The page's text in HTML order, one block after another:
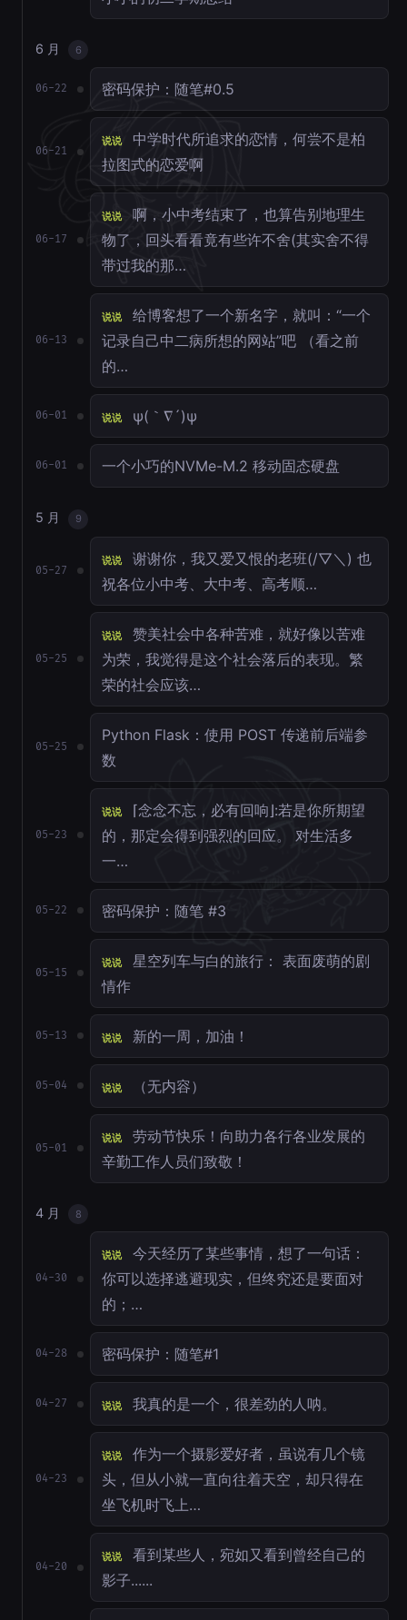
6 月 6
06-22 密码保护：随笔#0.5
06-21
说说
中学时代所追求的恋情，何尝不是柏
拉图式的恋爱啊
06-17
说说
啊，小中考结束了，也算告别地理生
物了，回头看看竟有些许不舍(其实舍不得
带过我的那…
06-13
说说
给博客想了一个新名字，就叫：“一个
记录自己中二病所想的网站”吧 （看之前
的…
06-01 说说 ψ(｀∇´)ψ
06-01 一个小巧的NVMe-M.2 移动固态硬盘
5 月 9
05-27
说说
谢谢你，我又爱又恨的老班(/▽＼) 也
祝各位小中考、大中考、高考顺…
05-25
说说
赞美社会中各种苦难，就好像以苦难
为荣，我觉得是这个社会落后的表现。繁
荣的社会应该…
05-25
Python Flask：使用 POST 传递前后端参
数
05-23
说说
⌈念念不忘，必有回响⌋:若是你所期望
的，那定会得到强烈的回应。 对生活多
一…
05-22 密码保护：随笔 #3
05-15
说说
星空列车与白的旅行： 表面废萌的剧
情作
05-13 说说 新的一周，加油！
05-04 说说 （无内容）
05-01
说说
劳动节快乐！向助力各行各业发展的
辛勤工作人员们致敬！
4 月 8
04-30
说说
今天经历了某些事情，想了一句话：
你可以选择逃避现实，但终究还是要面对
的；…
04-28 密码保护：随笔#1
04-27 说说 我真的是一个，很差劲的人呐。
04-23
说说
作为一个摄影爱好者，虽说有几个镜
头，但从小就一直向往着天空，却只得在
坐飞机时飞上…
04-20
说说
看到某些人，宛如又看到曾经自己的
影子......